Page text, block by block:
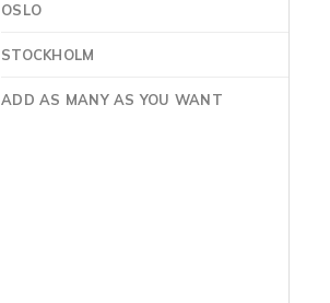
OSLO
STOCKHOLM
ADD AS MANY AS YOU WANT